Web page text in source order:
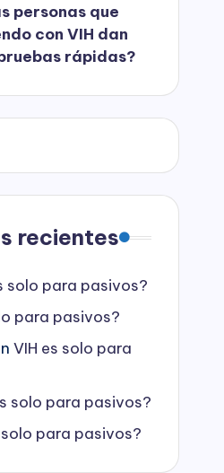
personas que
con VIH dan
rápidas?
recientes
solo para pasivos?
para pasivos?
VIH es solo para
solo para pasivos?
solo para pasivos?